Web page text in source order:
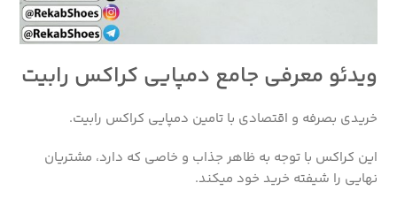
ویدئو معرفی جامع دمپایی کراکس رابیت
خریدی بصرفه و اقتصادی با تامین دمپایی کراکس رابیت.
این کراکس با توجه به ظاهر جذاب و خاصی که دارد، مشتریان
نهایی را شیفته خرید خود میکند.